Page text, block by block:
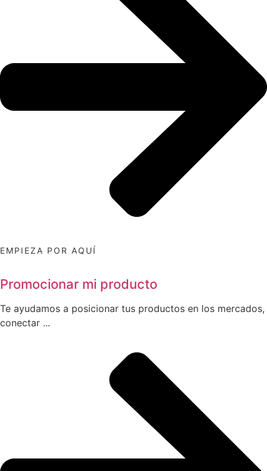
EMPIEZA POR AQUÍ
Promocionar mi producto
Te ayudamos a posicionar tus productos en los mercados,
conectar ...